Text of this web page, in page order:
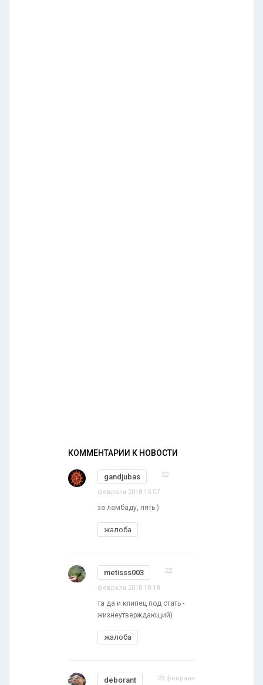
КОММЕНТАРИИ К НОВОСТИ
gandjubas 22
февраля 2018 15:07
за ламбаду, пять )
жалоба
metisss003 22
февраля 2018 18:18
та да и клипец под стать -
жизнеутверждающий)
жалоба
deborant 23 февраля